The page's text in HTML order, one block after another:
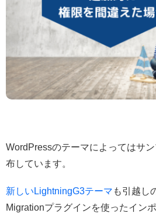
WordPressのテーマによってはサ
布しています。
新しいLightningG3テーマ も引越し
Migrationプラグインを使ったイン